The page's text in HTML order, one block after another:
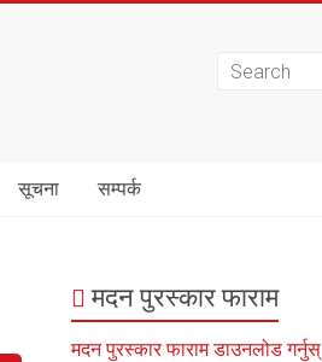
सूचना सम्पर्क
मदन पुरस्कार फाराम
मदन पुरस्कार फाराम डाउनलोड गर्नुस्